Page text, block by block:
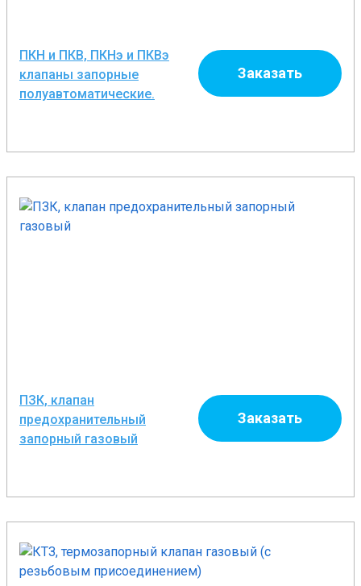
ПКН и ПКВ, ПКНэ и ПКВэ
клапаны запорные
полуавтоматические.
Заказать
ПЗК, клапан
предохранительный
запорный газовый
Заказать